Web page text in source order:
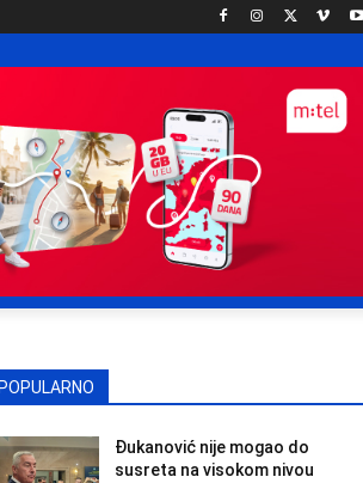
Đukanović nije mogao do
susreta na visokom nivou